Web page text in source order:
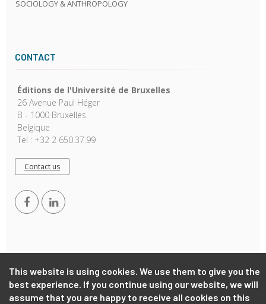
This website is using cookies. We use them to give you the
best experience. If you continue using our website, we will
assume that you are happy to receive all cookies on this
SOCIOLOGY & ANTHROPOLOGY
CONTACT
Éditions de l'Université de Bruxelles
26 Avenue Paul Héger
B - 1000 Bruxelles
Belgique
Tel : +32 2 650.37.99
Contact us
Copyright © 2026, EUB. Powered by GiantChair. All Rights
Reserved